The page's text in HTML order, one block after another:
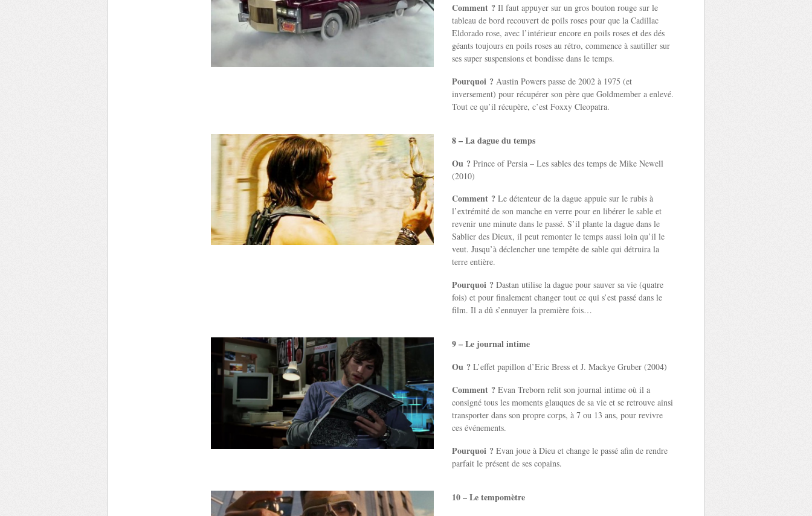
Comment ? Il faut appuyer sur un gros bouton rouge sur le
tableau de bord recouvert de poils roses pour que la Cadillac
Eldorado rose, avec l’intérieur encore en poils roses et des dés
géants toujours en poils roses au rétro, commence à sautiller sur
ses super suspensions et bondisse dans le temps.
Pourquoi ? Austin Powers passe de 2002 à 1975 (et
inversement) pour récupérer son père que Goldmember a enlevé.
Tout ce qu’il récupère, c’est Foxxy Cleopatra.
8 – La dague du temps
Ou ? Prince of Persia – Les sables des temps de Mike Newell
(2010)
Comment ? Le détenteur de la dague appuie sur le rubis à
l’extrémité de son manche en verre pour en libérer le sable et
revenir une minute dans le passé. S’il plante la dague dans le
Sablier des Dieux, il peut remonter le temps aussi loin qu’il le
veut. Jusqu’à déclencher une tempête de sable qui détruira la
terre entière.
Pourquoi ? Dastan utilise la dague pour sauver sa vie (quatre
fois) et pour finalement changer tout ce qui s’est passé dans le
film. Il a dû s’ennuyer la première fois…
9 – Le journal intime
Ou ? L’effet papillon d’Eric Bress et J. Mackye Gruber (2004)
Comment ? Evan Treborn relit son journal intime où il a
consigné tous les moments glauques de sa vie et se retrouve ainsi
transporter dans son propre corps, à 7 ou 13 ans, pour revivre
ces événements.
Pourquoi ? Evan joue à Dieu et change le passé afin de rendre
parfait le présent de ses copains.
10 – Le tempomètre